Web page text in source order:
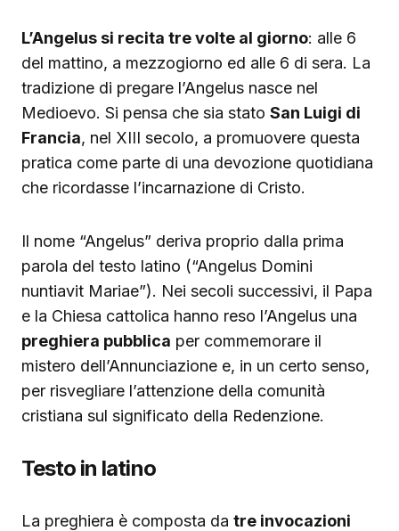
L’Angelus si recita tre volte al giorno: alle 6
del mattino, a mezzogiorno ed alle 6 di sera. La
tradizione di pregare l’Angelus nasce nel
Medioevo. Si pensa che sia stato San Luigi di
Francia, nel XIII secolo, a promuovere questa
pratica come parte di una devozione quotidiana
che ricordasse l’incarnazione di Cristo.
Il nome “Angelus” deriva proprio dalla prima
parola del testo latino (“Angelus Domini
nuntiavit Mariae”). Nei secoli successivi, il Papa
e la Chiesa cattolica hanno reso l’Angelus una
preghiera pubblica per commemorare il
mistero dell’Annunciazione e, in un certo senso,
per risvegliare l’attenzione della comunità
cristiana sul significato della Redenzione.
Testo in latino
La preghiera è composta da tre invocazioni